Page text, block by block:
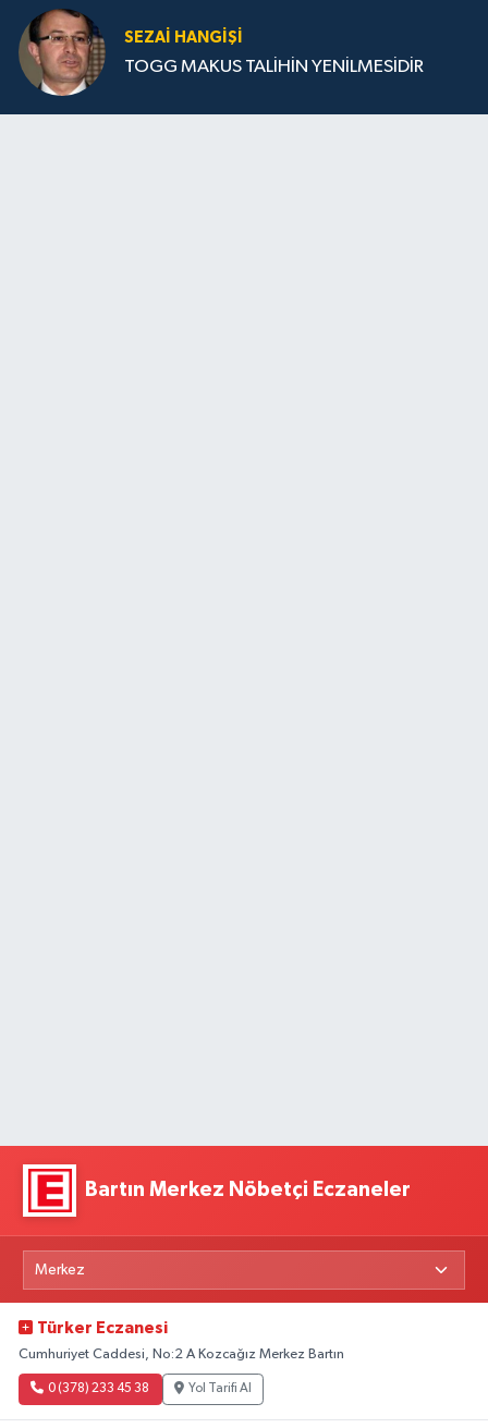
SEZAI HANGİŞİ
TOGG MAKUS TALİHİN YENİLMESİDİR
Bartın Merkez Nöbetçi Eczaneler
Türker Eczanesi
Cumhuriyet Caddesi, No:2 A Kozcağız Merkez Bartın
0 (378) 233 45 38 Yol Tarifi Al